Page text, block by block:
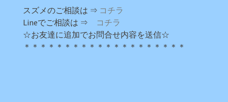
スズメのご相談は ⇒ コチラ
Lineでご相談は ⇒ コチラ
☆お友達に追加でお問合せ内容を送信☆
＊＊＊＊＊＊＊＊＊＊＊＊＊＊＊＊＊＊＊＊